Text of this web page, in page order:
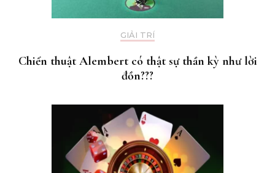
GIẢI TRÍ
Chiến thuật Alembert có thật sự thần kỳ như lời
đồn???